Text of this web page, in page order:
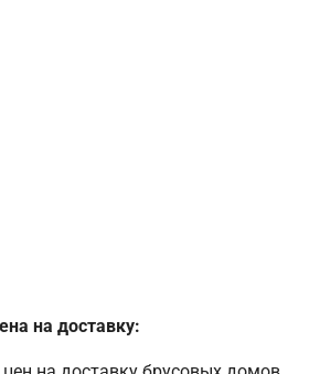
на доставку: